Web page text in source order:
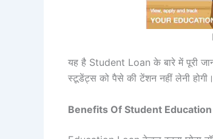
यह है Student Loan के बारे में पूरी
स्टूडेंट्स को पैसे की टेंशन नहीं लेनी होगी।
Benefits Of Student Education